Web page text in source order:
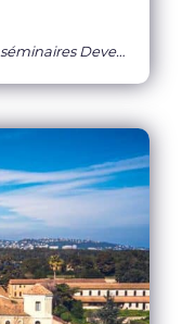
Comment préparer les voyages séminaires Devenu un outil de mangement durant ces dernières années, le séminaire peut être de groupe à taille moyenne ou de grande envergure. Les travailleurs quittent le milieu professionnel pour d’autre horizon. Ils seront informés des résultats de la société, ses handicapas et ses nouveaux objectifs à atteindre durant la nouvelle